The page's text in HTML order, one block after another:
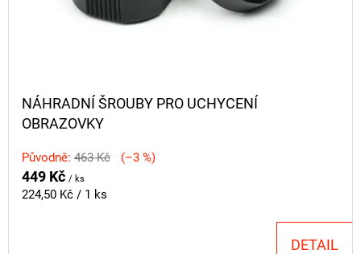
NÁHRADNÍ ŠROUBY PRO UCHYCENÍ
OBRAZOVKY
Původně: 463 Kč (–3 %)
449 Kč / ks
Měrná
224,50 Kč / 1 ks
DETAIL